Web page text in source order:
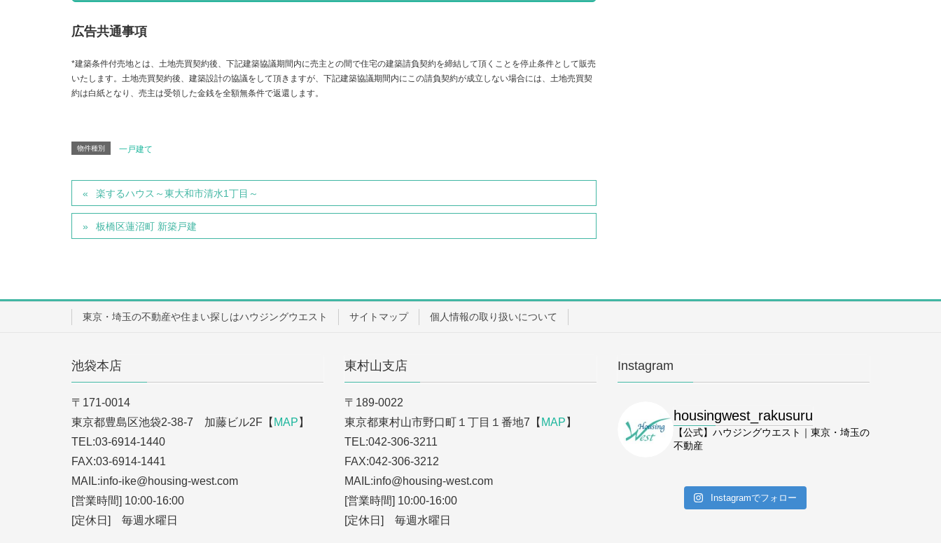
広告共通事項
*建築条件付売地とは、土地売買契約後、下記建築協議期間内に売主との間で住宅の建築請負契約を締結して頂くことを停止条件として販売
いたします。土地売買契約後、建築設計の協議をして頂きますが、下記建築協議期間内にこの請負契約が成立しない場合には、土地売買契
約は白紙となり、売主は受領した金銭を全額無条件で返還します。
物件種別 一戸建て
楽するハウス～東大和市清水1丁目～
板橋区蓮沼町 新築戸建
東京・埼玉の不動産や住まい探しはハウジングウエスト サイトマップ 個人情報の取り扱いについて
池袋本店
〒171-0014
東京都豊島区池袋2-38-7 加藤ビル2F【 MAP 】
TEL:03-6914-1440
FAX:03-6914-1441
MAIL:info-ike@housing-west.com
[営業時間] 10:00-16:00
[定休日] 毎週水曜日
東村山支店
〒189-0022
東京都東村山市野口町１丁目１番地7【 MAP 】
TEL:042-306-3211
FAX:042-306-3212
MAIL:info@housing-west.com
[営業時間] 10:00-16:00
[定休日] 毎週水曜日
Instagram
housingwest_rakusuru
【公式】ハウジングウエスト｜東京・埼玉の
不動産
Instagramでフォロー